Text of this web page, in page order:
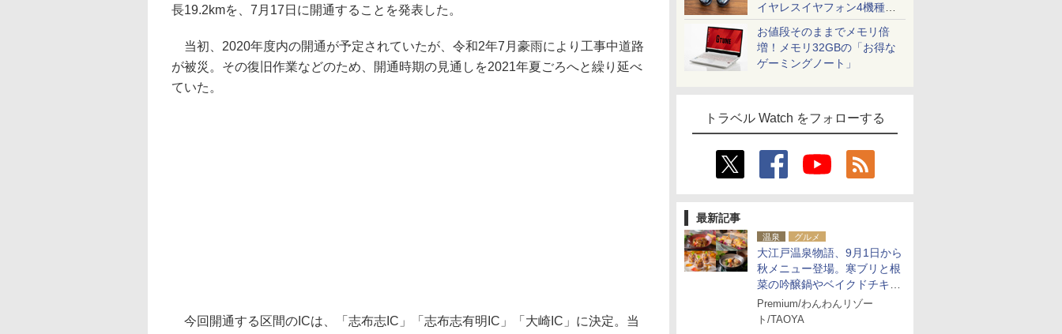
イヤレスイヤフォン4機種を
一気に聴く
お値段そのままでメモリ倍
増！メモリ32GBの「お得な
ゲーミングノート」
トラベル Watch をフォローする
最新記事
温泉 グルメ
大江戸温泉物語、9月1日から
秋メニュー登場。寒ブリと根
菜の吟醸鍋やベイクドチキ
ン、ショコラ＆栗スイーツも
食べ放題に
Premium/わんわんリゾー
ト/TAOYA
長19.2kmを、7月17日に開通することを発表した。
当初、2020年度内の開通が予定されていたが、令和2年7月豪雨により工事中道路
が被災。その復旧作業などのため、開通時期の見通しを2021年夏ごろへと繰り延べ
ていた。
今回開通する区間のICは、「志布志IC」「志布志有明IC」「大崎IC」に決定。当